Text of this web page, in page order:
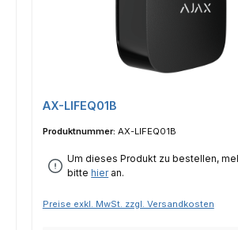
AX-LIFEQ01B
Produktnummer: AX-LIFEQ01B
Um dieses Produkt zu bestellen,
bittehieran.
Preise exkl. MwSt. zzgl. Versandkosten